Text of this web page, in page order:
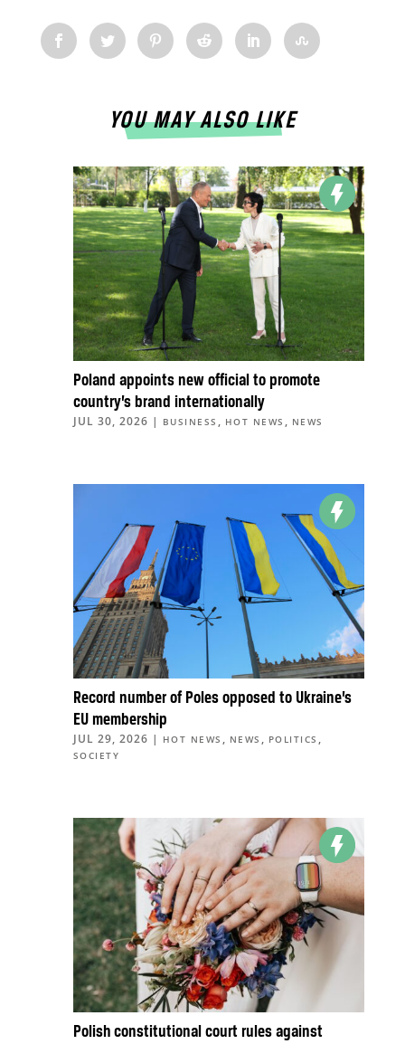
YOU MAY ALSO LIKE
Poland appoints new official to promote
country’s brand internationally
JUL 30, 2026 | BUSINESS , HOT NEWS , NEWS
Record number of Poles opposed to Ukraine’s
EU membership
JUL 29, 2026 | HOT NEWS , NEWS , POLITICS ,
SOCIETY
Polish constitutional court rules against